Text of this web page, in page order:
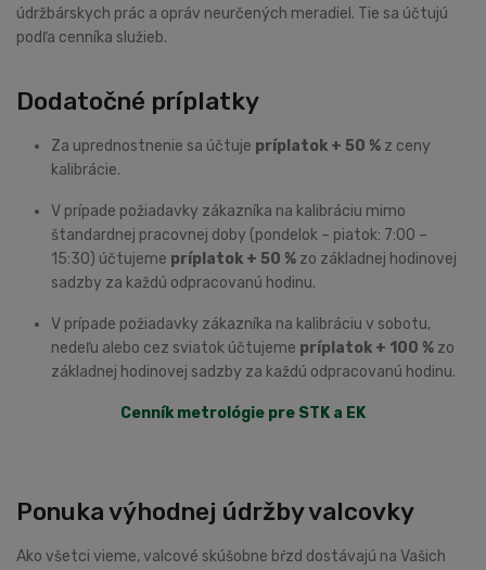
údržbárskych prác a opráv neurčených meradiel. Tie sa účtujú
podľa cenníka služieb.
Dodatočné príplatky
Za uprednostnenie sa účtuje príplatok + 50 % z ceny
kalibrácie.
V prípade požiadavky zákazníka na kalibráciu mimo
štandardnej pracovnej doby (pondelok – piatok: 7:00 –
15:30) účtujeme príplatok + 50 % zo základnej hodinovej
sadzby za každú odpracovanú hodinu.
V prípade požiadavky zákazníka na kalibráciu v sobotu,
nedeľu alebo cez sviatok účtujeme príplatok + 100 % zo
základnej hodinovej sadzby za každú odpracovanú hodinu.
Cenník metrológie pre STK a EK
Ponuka výhodnej údržby valcovky
Ako všetci vieme, valcové skúšobne bŕzd dostávajú na Vašich